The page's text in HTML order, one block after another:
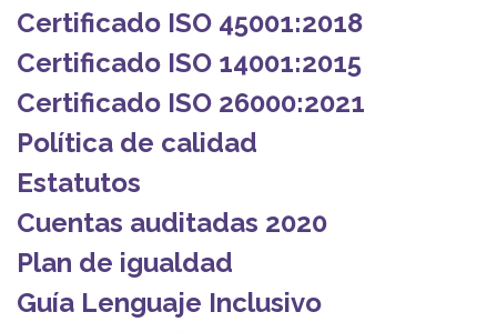
Certificado ISO 45001:2018
Certificado ISO 14001:2015
Certificado ISO 26000:2021
Política de calidad
Estatutos
Cuentas auditadas 2020
Plan de igualdad
Guía Lenguaje Inclusivo